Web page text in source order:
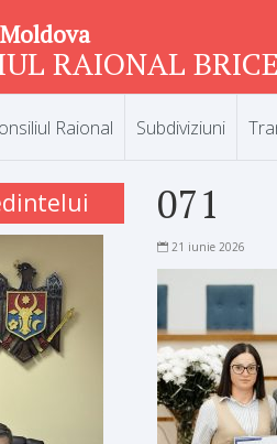
RAIONAL
Raional Subdiviziuni
071
21 iunie 2026